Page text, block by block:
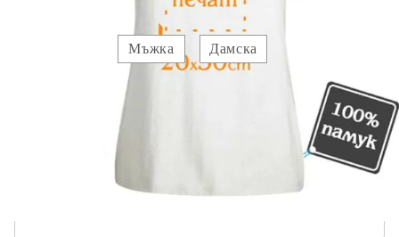
Мъжка Дамска
Добавете текст за отпечатване: